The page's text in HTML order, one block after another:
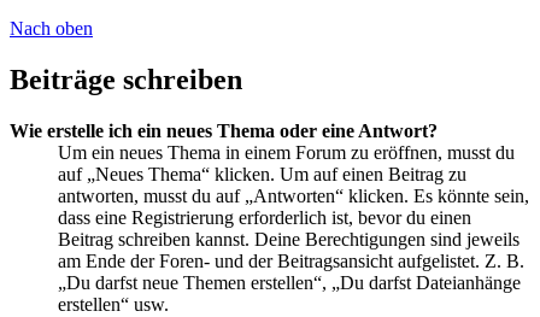
Nach oben
Beiträge schreiben
Wie erstelle ich ein neues Thema oder eine Antwort?
Um ein neues Thema in einem Forum zu eröffnen, musst du
auf „Neues Thema“ klicken. Um auf einen Beitrag zu
antworten, musst du auf „Antworten“ klicken. Es könnte sein,
dass eine Registrierung erforderlich ist, bevor du einen
Beitrag schreiben kannst. Deine Berechtigungen sind jeweils
am Ende der Foren- und der Beitragsansicht aufgelistet. Z. B.
„Du darfst neue Themen erstellen“, „Du darfst Dateianhänge
erstellen“ usw.